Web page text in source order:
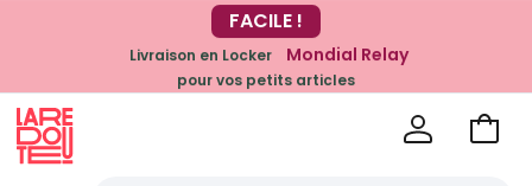
-20% dès 39€*
sur la mode
FACILE !
Livraison en Locker Mondial Relay
pour vos petits articles
Voir